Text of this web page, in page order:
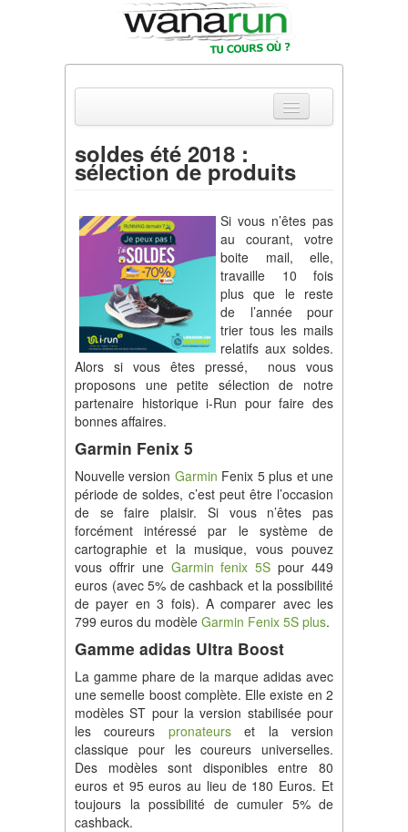
Actualités
Parcours & Courses
Outils & Réseaux
soldes été 2018 :
sélection de produits
Si vous n’êtes pas
au courant, votre
boite mail, elle,
travaille 10 fois
plus que le reste
de l’année pour
trier tous les mails
relatifs aux soldes.
Alors si vous êtes pressé, nous vous
proposons une petite sélection de notre
partenaire historique i-Run pour faire des
bonnes affaires.
Garmin Fenix 5
Nouvelle version Garmin Fenix 5 plus et une
période de soldes, c’est peut être l’occasion
de se faire plaisir. Si vous n’êtes pas
forcément intéressé par le système de
cartographie et la musique, vous pouvez
vous offrir une Garmin fenix 5S pour 449
euros (avec 5% de cashback et la possibilité
de payer en 3 fois). A comparer avec les
799 euros du modèle Garmin Fenix 5S plus.
Gamme adidas Ultra Boost
La gamme phare de la marque adidas avec
une semelle boost complète. Elle existe en 2
modèles ST pour la version stabilisée pour
les coureurs pronateurset la version
classique pour les coureurs universelles.
Des modèles sont disponibles entre 80
euros et 95 euros au lieu de 180 Euros. Et
toujours la possibilité de cumuler 5% de
cashback.